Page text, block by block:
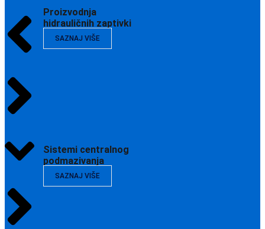
Proizvodnja
hidrauličnih zaptivki
SAZNAJ VIŠE
Sistemi centralnog
podmazivanja
SAZNAJ VIŠE